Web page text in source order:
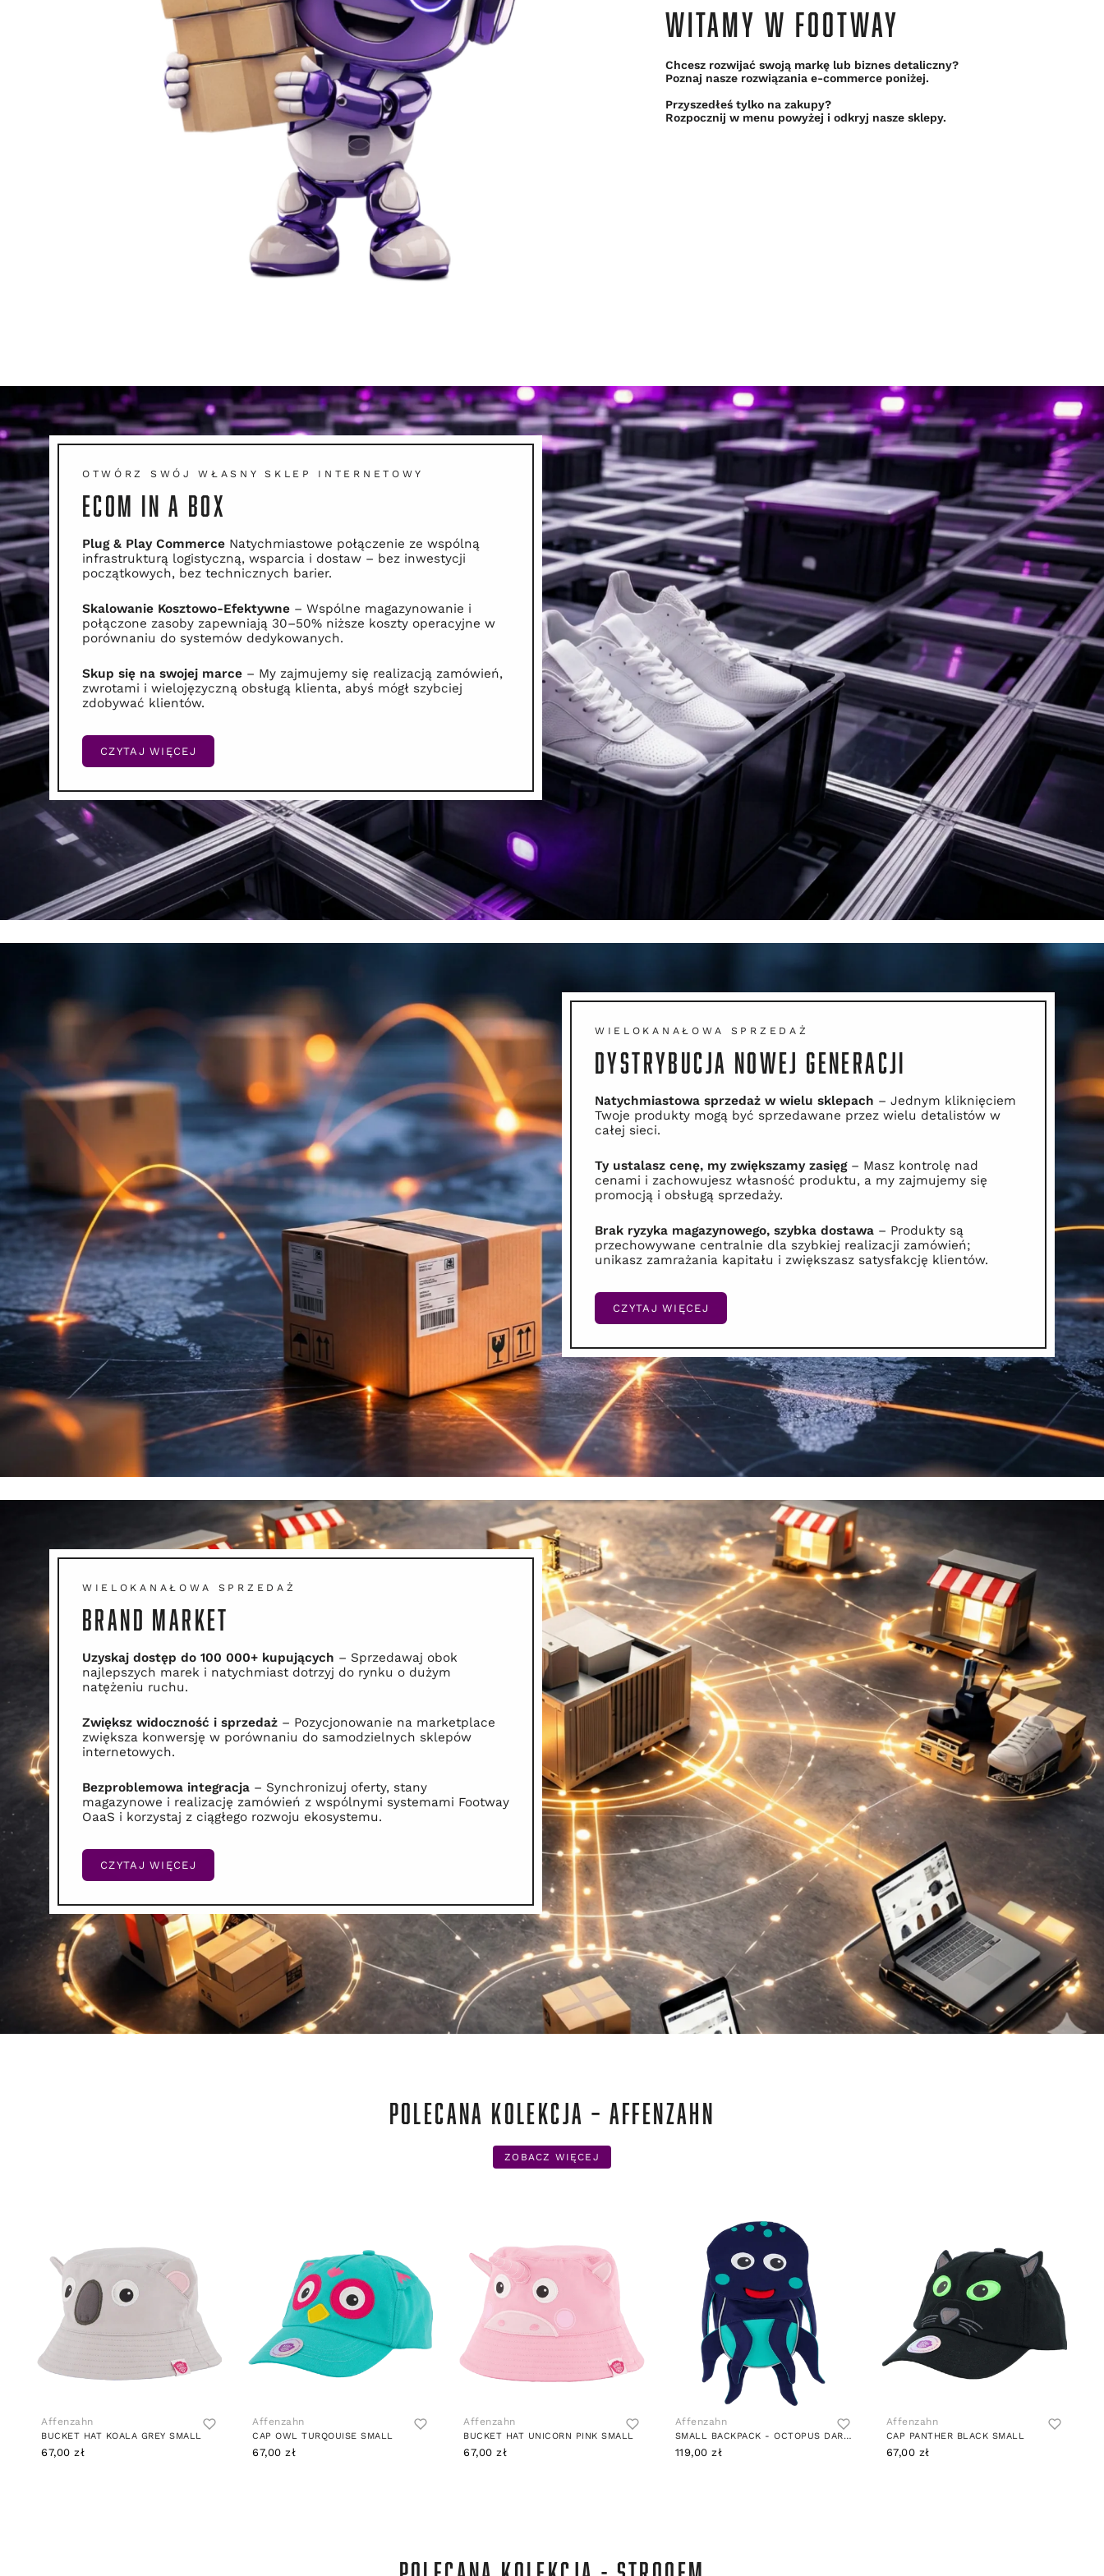
WITAMY W FOOTWAY
Chcesz rozwijać swoją markę lub biznes detaliczny?
Poznaj nasze rozwiązania e-commerce poniżej.
Przyszedłeś tylko na zakupy?
Rozpocznij w menu powyżej i odkryj nasze sklepy.
OTWÓRZ SWÓJ WŁASNY SKLEP INTERNETOWY
ECOM IN A BOX
Plug & Play Commerce Natychmiastowe połączenie ze wspólną
infrastrukturą logistyczną, wsparcia i dostaw – bez inwestycji
początkowych, bez technicznych barier.
Skalowanie Kosztowo-Efektywne – Wspólne magazynowanie i
połączone zasoby zapewniają 30–50% niższe koszty operacyjne w
porównaniu do systemów dedykowanych.
Skup się na swojej marce – My zajmujemy się realizacją zamówień,
zwrotami i wielojęzyczną obsługą klienta, abyś mógł szybciej
zdobywać klientów.
CZYTAJ WIĘCEJ
WIELOKANAŁOWA SPRZEDAŻ
DYSTRYBUCJA NOWEJ GENERACJI
Natychmiastowa sprzedaż w wielu sklepach – Jednym kliknięciem
Twoje produkty mogą być sprzedawane przez wielu detalistów w
całej sieci.
Ty ustalasz cenę, my zwiększamy zasięg– Masz kontrolę nad
cenami i zachowujesz własność produktu, a my zajmujemy się
promocją i obsługą sprzedaży.
Brak ryzyka magazynowego, szybka dostawa – Produkty są
przechowywane centralnie dla szybkiej realizacji zamówień;
unikasz zamrażania kapitału i zwiększasz satysfakcję klientów.
CZYTAJ WIĘCEJ
WIELOKANAŁOWA SPRZEDAŻ
BRAND MARKET
Uzyskaj dostęp do 100 000+ kupujących – Sprzedawaj obok
najlepszych marek i natychmiast dotrzyj do rynku o dużym
natężeniu ruchu.
Zwiększ widoczność i sprzedaż – Pozycjonowanie na marketplace
zwiększa konwersję w porównaniu do samodzielnych sklepów
internetowych.
Bezproblemowa integracja – Synchronizuj oferty, stany
magazynowe i realizację zamówień z wspólnymi systemami Footway
OaaS i korzystaj z ciągłego rozwoju ekosystemu.
CZYTAJ WIĘCEJ
POLECANA KOLEKCJA – AFFENZAHN
ZOBACZ WIĘCEJ
Affenzahn
BUCKET HAT KOALA GREY SMALL
67,00 zł
Affenzahn
CAP OWL TURQOUISE SMALL
67,00 zł
Affenzahn
BUCKET HAT UNICORN PINK SMALL
67,00 zł
Affenzahn
SMALL BACKPACK - OCTOPUS DARK BLUE
119,00 zł
Affenzahn
CAP PANTHER BLACK SMALL
67,00 zł